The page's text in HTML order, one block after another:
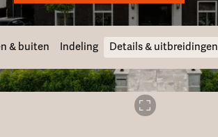
& buiten Indeling Details & uitbreidingen